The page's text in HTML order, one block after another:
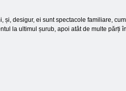
și, desigur, ei sunt spectacole familiare,
la ultimul șurub, apoi atât de multe părți